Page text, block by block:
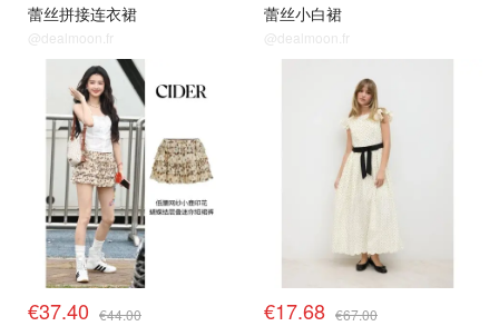
蕾丝拼接连衣裙
@dealmoon.fr
蕾丝小白裙
@dealmoon.fr
€37.40 €44.00 €17.68 €67.00